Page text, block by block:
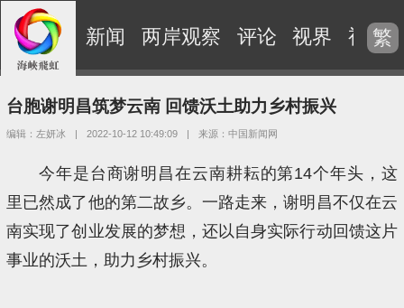
新闻 两岸观察 评论 视界 视频
繁
台胞谢明昌筑梦云南 回馈沃土助力乡村振兴
编辑：左妍冰 | 2022-10-12 10:49:09 | 来源：中国新闻网
今年是台商谢明昌在云南耕耘的第14个年头，这
里已然成了他的第二故乡。一路走来，谢明昌不仅在云
南实现了创业发展的梦想，还以自身实际行动回馈这片
事业的沃土，助力乡村振兴。